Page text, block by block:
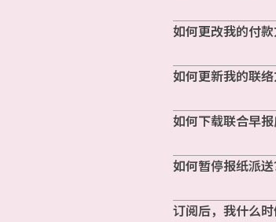
如何更改我的付
如何更新我的联络
如何下载联合早报
如何暂停报纸派送
订阅后，我什么